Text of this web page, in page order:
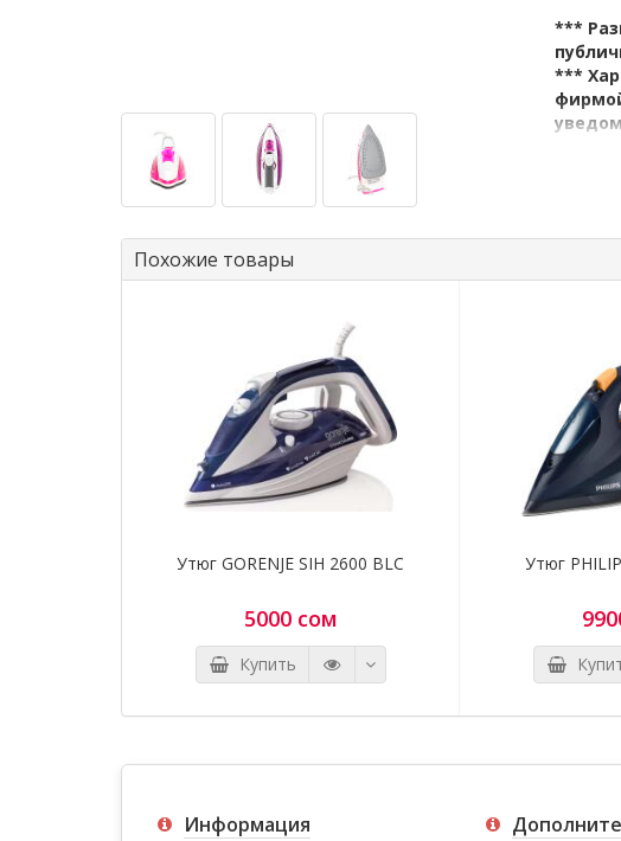
***
***
нам по
Похожие товары
Утюг GORENJE SIH 2600 BLC
5000 сом
Купить
Утюг
Информация